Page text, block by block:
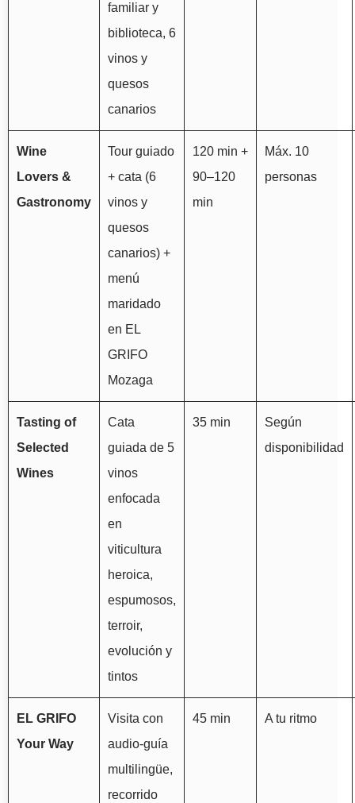
familiar y
biblioteca, 6
vinos y
quesos
canarios
Wine
Lovers &
Gastronomy
Tour guiado
+ cata (6
vinos y
quesos
canarios) +
menú
maridado
en EL
GRIFO
Mozaga
120 min +
90–120
min
Máx. 10
personas
Tasting of
Selected
Wines
Cata
guiada de 5
vinos
enfocada
en
viticultura
heroica,
espumosos,
terroir,
evolución y
tintos
35 min
Según
disponibilidad
EL GRIFO
Your Way
Visita con
audio-guía
multilingüe,
recorrido
45 min A tu ritmo